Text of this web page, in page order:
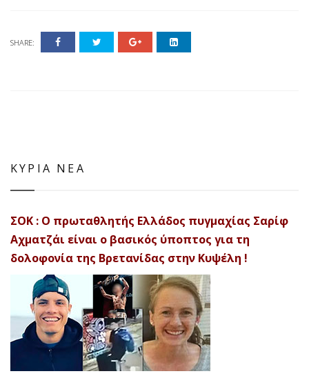
SHARE:
ΚΥΡΙΑ ΝΕΑ
ΣΟΚ : Ο πρωταθλητής Ελλάδος πυγμαχίας Σαρίφ
Αχματζάι είναι ο βασικός ύποπτος για τη
δολοφονία της Βρετανίδας στην Κυψέλη !